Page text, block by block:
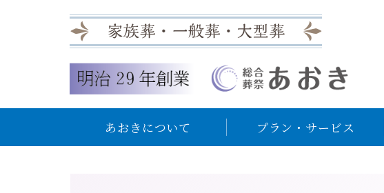
あおきについて プラン・サービス